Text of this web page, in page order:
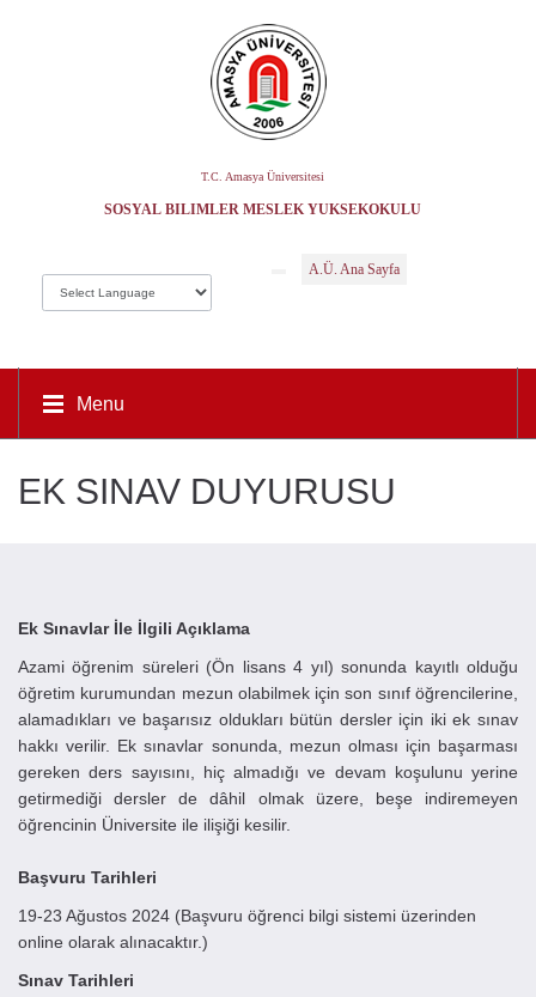
T.C. Amasya Üniversitesi
SOSYAL BILIMLER MESLEK YÜKSEKOKULU
A.Ü. Ana Sayfa
Menu
EK SINAV DUYURUSU
Ek Sınavlar İle İlgili Açıklama
Azami öğrenim süreleri (Ön lisans 4 yıl) sonunda kayıtlı olduğu
öğretim kurumundan mezun olabilmek için son sınıf öğrencilerine,
alamadıkları ve başarısız oldukları bütün dersler için iki ek sınav
hakkı verilir. Ek sınavlar sonunda, mezun olması için başarması
gereken ders sayısını, hiç almadığı ve devam koşulunu yerine
getirmediği dersler de dâhil olmak üzere, beşe indiremeyen
öğrencinin Üniversite ile ilişiği kesilir.
Başvuru Tarihleri
19-23 Ağustos 2024 (Başvuru öğrenci bilgi sistemi üzerinden
online olarak alınacaktır.)
Sınav Tarihleri